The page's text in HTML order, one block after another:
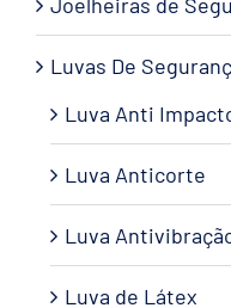
Luvas De
Luva Anti
Luva Anticorte
Luva
Luva de Látex